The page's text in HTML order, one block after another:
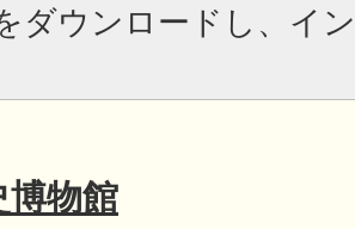
ダウンロードし、イ
博物館